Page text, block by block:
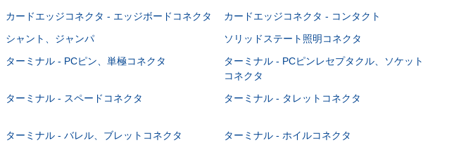
カードエッジコネクタ - エッジボードコネクタ
カードエッジコネクタ - コンタクト
シャント、ジャンパ
ソリッドステート照明コネクタ
ターミナル - PCピン、単極コネクタ
ターミナル - PCピンレセプタクル、ソケット
コネクタ
ターミナル - スペードコネクタ ターミナル - タレットコネクタ
ターミナル - バレル、ブレットコネクタ
ターミナル - ホイルコネクタ